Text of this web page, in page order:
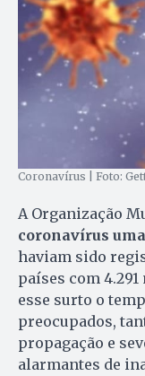
Coronavírus | Foto:
A Organização
coronavírus
haviam sido
países com 4.291
esse surto o
preocupados,
propagação e
alarmantes de